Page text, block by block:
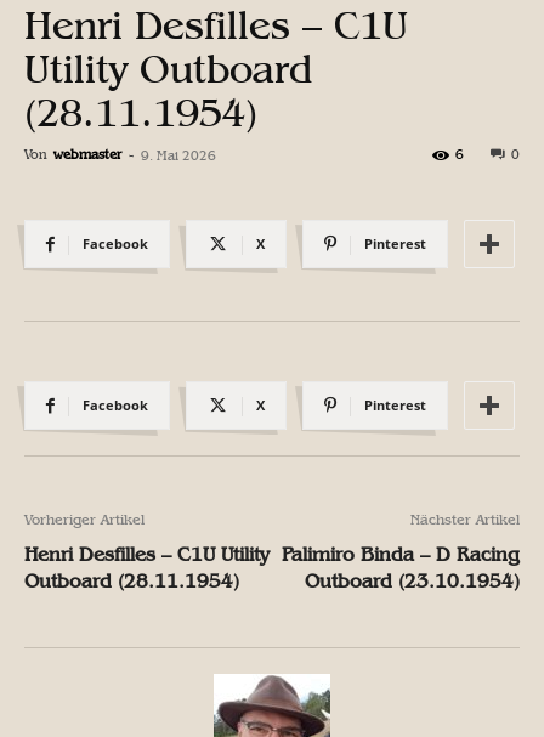
Henri Desfilles – C1U
Utility Outboard
(28.11.1954)
Von webmaster - 9. Mai 2026 0
6
Facebook X Pinterest
Facebook X Pinterest
Vorheriger Artikel
Henri Desfilles – C1U Utility
Outboard (28.11.1954)
Nächster Artikel
Palimiro Binda – D Racing
Outboard (23.10.1954)